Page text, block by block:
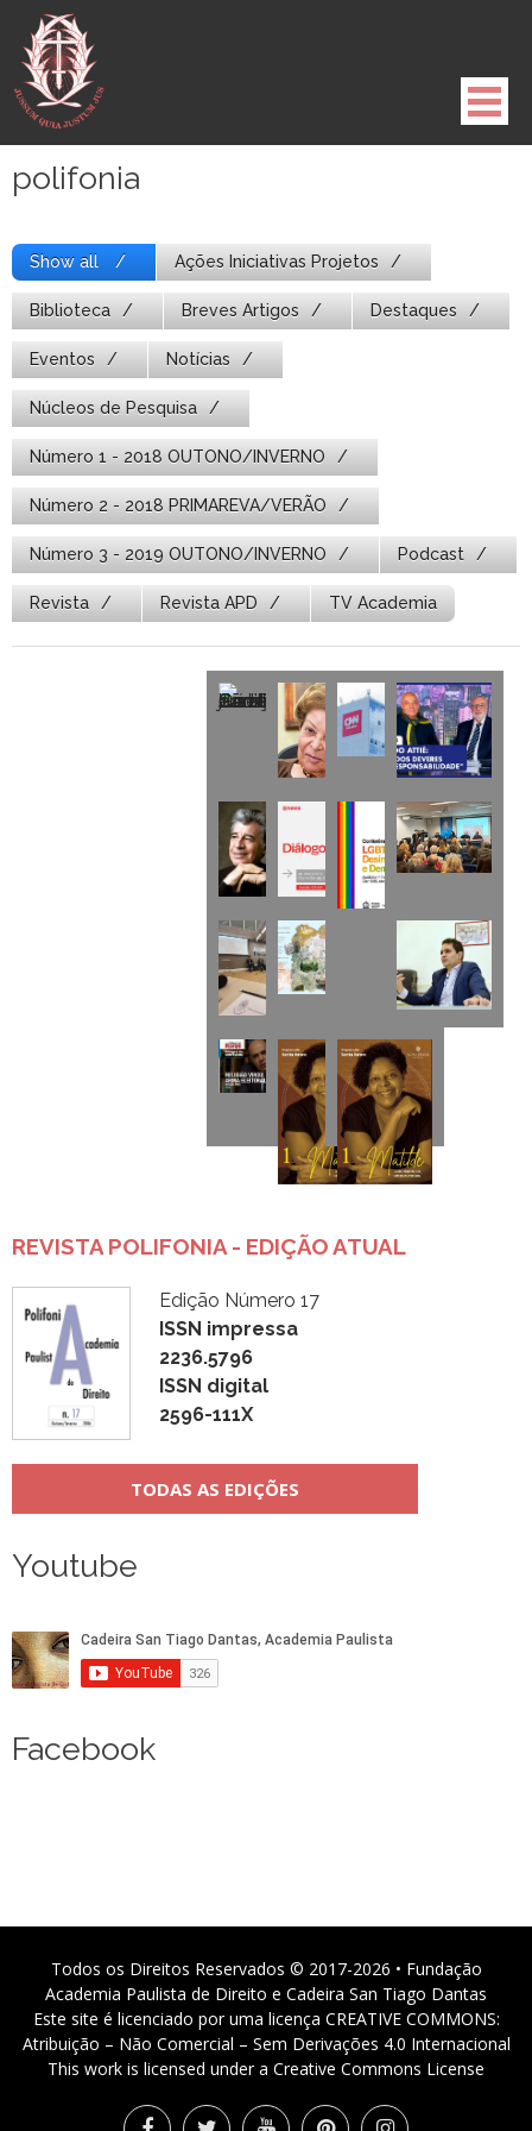
para
conteúdo
polifonia
Show all Ações Iniciativas Projetos
Biblioteca Breves Artigos Destaques
Eventos Notícias
Núcleos de Pesquisa
Número 1 - 2018 OUTONO/INVERNO
Número 2 - 2018 PRIMAREVA/VERÃO
Número 3 - 2019 OUTONO/INVERNO Podcast
Revista Revista APD TV Academia
REVISTA POLIFONIA - EDIÇÃO ATUAL
Edição Número 17
ISSN impressa
2236.5796
ISSN digital
2596-111X
TODAS AS EDIÇÕES
Youtube
Facebook
Todos os Direitos Reservados © 2017-2026 • Fundação
Academia Paulista de Direito e Cadeira San Tiago Dantas
Este site é licenciado por uma licença CREATIVE COMMONS:
Atribuição – Não Comercial – Sem Derivações 4.0 Internacional
This work is licensed under a Creative Commons License